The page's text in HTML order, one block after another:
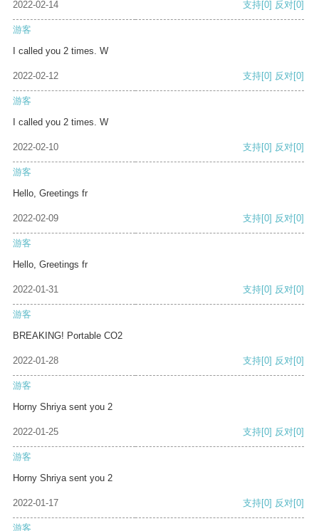
2022-02-14 支持[0] 反对[0]
游客
I called you 2 times. W
2022-02-12 支持[0] 反对[0]
游客
I called you 2 times. W
2022-02-10 支持[0] 反对[0]
游客
Hello, Greetings fr
2022-02-09 支持[0] 反对[0]
游客
Hello, Greetings fr
2022-01-31 支持[0] 反对[0]
游客
BREAKING! Portable CO2
2022-01-28 支持[0] 反对[0]
游客
Horny Shriya sent you 2
2022-01-25 支持[0] 反对[0]
游客
Horny Shriya sent you 2
2022-01-17 支持[0] 反对[0]
游客